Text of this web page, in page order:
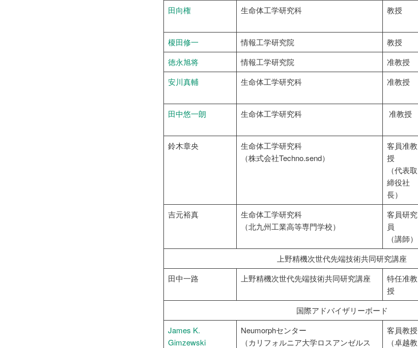
田向権
生命体工学研究科 教授
榎田修一
情報工学研究院 教授
徳永旭将
情報工学研究院
准教授
安川真輔
生命体工学研究科 准教授
田中悠一朗
生命体工学研究科 准教授
鈴木章央
生命体工学研究科
（株式会社Techno.send）
客員准教
授
（代表取
締役社
長）
吉元裕真
生命体工学研究科
（北九州工業高等専門学校）
客員研究
員
（講師）
上野精機次世代先端技術共同研究講座
田中一路
上野精機次世代先端技術共同研究講座
特任准教
授
国際アドバイザリーボード
James K.
Gimzewski
Neumorphセンター
（カリフォルニア大学ロスアンゼルス
客員教授
（卓越教